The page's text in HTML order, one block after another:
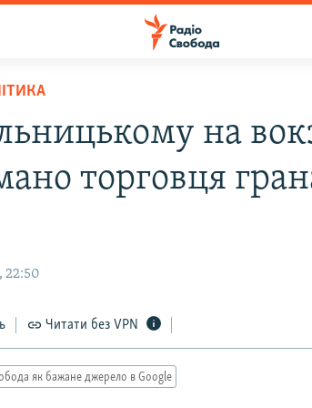
на
торговця
22:50
Читати без VPN
як бажане джерело в Google